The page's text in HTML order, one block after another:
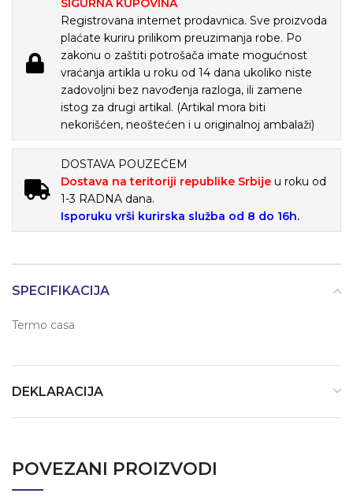
SIGURNA KUPOVINA
Registrovana internet prodavnica. Sve proizvoda
plaćate kuriru prilikom preuzimanja robe. Po
zakonu o zaštiti potrošača imate mogućnost
vraćanja artikla u roku od 14 dana ukoliko niste
zadovoljni bez navođenja razloga, ili zamene
istog za drugi artikal. (Artikal mora biti
nekorišćen, neoštećen i u originalnoj ambalaži)
DOSTAVA POUZEĆEM
Dostava na teritoriji republike Srbije u roku od
1-3 RADNA dana.
Isporuku vrši kurirska služba od 8 do 16h.
SPECIFIKACIJA
Termo casa
DEKLARACIJA
POVEZANI PROIZVODI